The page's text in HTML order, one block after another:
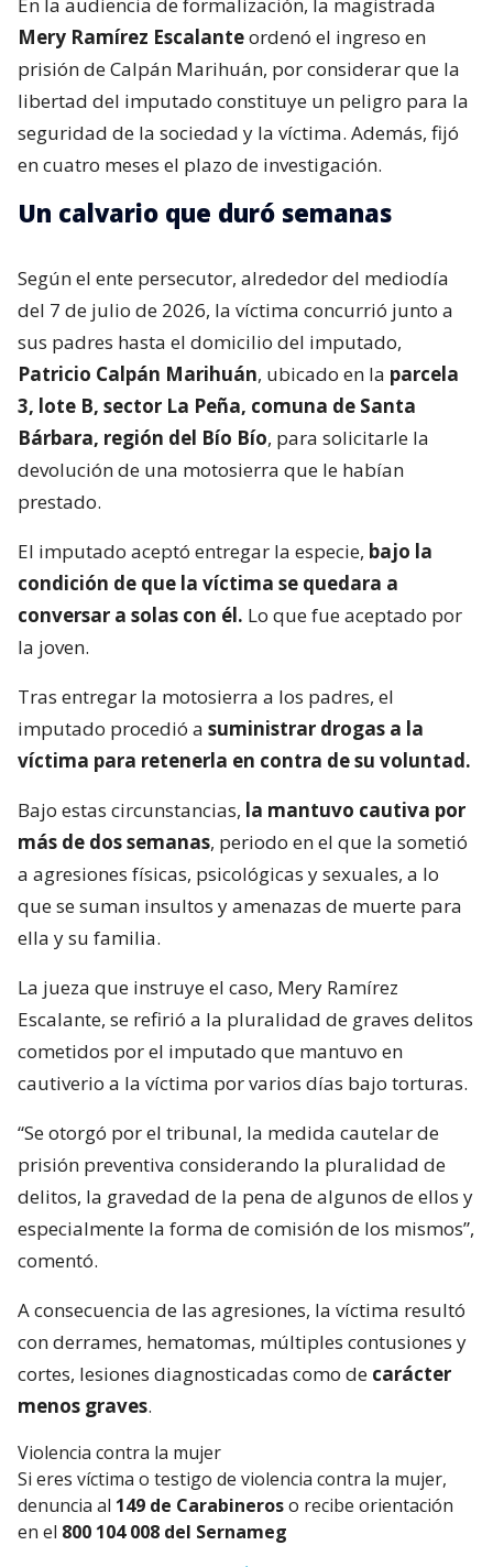
Mery Ramírez Escalanteordenó el ingreso en
prisión de Calpán Marihuán, por considerar que la
libertad del imputado constituye un peligro para la
seguridad de la sociedad y la víctima. Además, fijó
en cuatro meses el plazo de investigación.
Un calvario que duró semanas
Según el ente persecutor, alrededor del mediodía
del 7 de julio de 2026, la víctima concurrió junto a
sus padres hasta el domicilio del imputado,
Patricio Calpán Marihuán, ubicado en la parcela
3, lote B, sector La Peña, comuna de Santa
Bárbara, región del Bío Bío, para solicitarle la
devolución de una motosierra que le habían
prestado.
El imputado aceptó entregar la especie, bajo la
condición de que la víctima se quedara a
conversar a solas con él. Lo que fue aceptado por
la joven.
Tras entregar la motosierra a los padres, el
imputado procedió a suministrar drogas a la
víctima para retenerla en contra de su voluntad.
Bajo estas circunstancias, la mantuvo cautiva por
más de dos semanas, periodo en el que la sometió
a agresiones físicas, psicológicas y sexuales, a lo
que se suman insultos y amenazas de muerte para
ella y su familia.
La jueza que instruye el caso, Mery Ramírez
Escalante, se refirió a la pluralidad de graves delitos
cometidos por el imputado que mantuvo en
cautiverio a la víctima por varios días bajo torturas.
“Se otorgó por el tribunal, la medida cautelar de
prisión preventiva considerando la pluralidad de
delitos, la gravedad de la pena de algunos de ellos y
especialmente la forma de comisión de los mismos”,
comentó.
A consecuencia de las agresiones, la víctima resultó
con derrames, hematomas, múltiples contusiones y
cortes, lesiones diagnosticadas como de carácter
menos graves.
Violencia contra la mujer
Si eres víctima o testigo de violencia contra la mujer,
denuncia al 149 de Carabineroso recibe orientación
en el 800 104 008 del Sernameg